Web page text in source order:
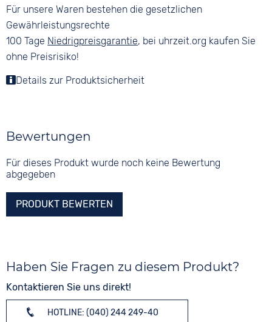
Für unsere Waren bestehen die gesetzlichen
Gewährleistungsrechte
100 Tage Niedrigpreisgarantie, bei uhrzeit.org kaufen Sie
ohne Preisrisiko!
Details zur Produktsicherheit
Bewertungen
Für dieses Produkt wurde noch keine Bewertung
abgegeben
PRODUKT BEWERTEN
Haben Sie Fragen zu diesem Produkt?
Kontaktieren Sie uns direkt!
HOTLINE: (040) 244 249-40